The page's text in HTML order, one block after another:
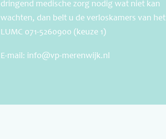
dringend medische zorg nodig wat niet kan
wachten, dan belt u de verloskamers van het
LUMC 071-5260900 (keuze 1)
E-mail: info@vp-merenwijk.nl